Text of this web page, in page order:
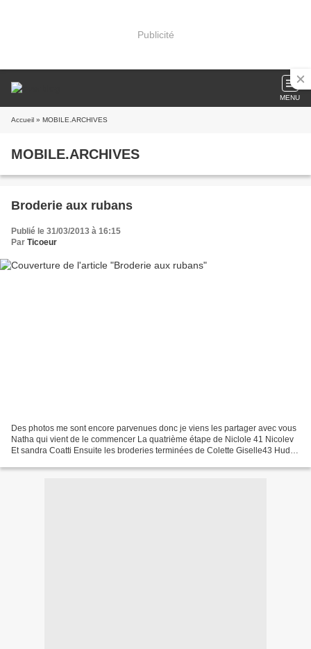
Publicité
MENU
Accueil » MOBILE.ARCHIVES
MOBILE.ARCHIVES
Broderie aux rubans
Publié le 31/03/2013 à 16:15
Par Ticoeur
Des photos me sont encore parvenues donc je viens les partager avec vous
Natha qui vient de le commencer La quatrième étape de Niclole 41 Nicolev
Et sandra Coatti Ensuite les broderies terminées de Colette Giselle43 Huda